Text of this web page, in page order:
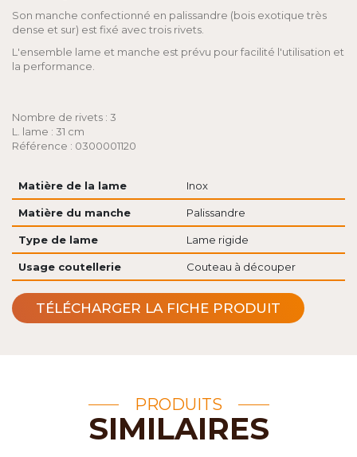
Son manche confectionné en palissandre (bois exotique très
dense et sur) est fixé avec trois rivets.
L'ensemble lame et manche est prévu pour facilité l'utilisation et
la performance.
Nombre de rivets : 3
L. lame : 31 cm
Référence : 0300001120
Matière de la lame Inox
Matière du manche Palissandre
Type de lame Lame rigide
Usage coutellerie Couteau à découper
TÉLÉCHARGER LA FICHE PRODUIT
PRODUITS
SIMILAIRES